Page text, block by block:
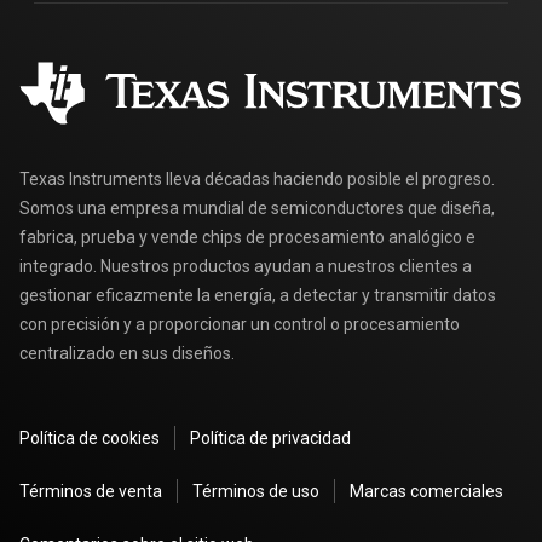
Programa universitario de TI
Preguntas frecuentes de MyTI
Distribuidores autorizados
Texas Instruments lleva décadas haciendo posible el progreso.
Somos una empresa mundial de semiconductores que diseña,
fabrica, prueba y vende chips de procesamiento analógico e
integrado. Nuestros productos ayudan a nuestros clientes a
gestionar eficazmente la energía, a detectar y transmitir datos
con precisión y a proporcionar un control o procesamiento
centralizado en sus diseños.
Política de cookies Política de privacidad
Términos de venta Términos de uso Marcas comerciales